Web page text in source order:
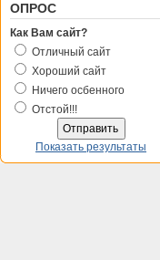
ОПРОС
Как Вам сайт?
Отличный сайт
Хороший сайт
Ничего осбенного
Отстой!!!
Показать результаты